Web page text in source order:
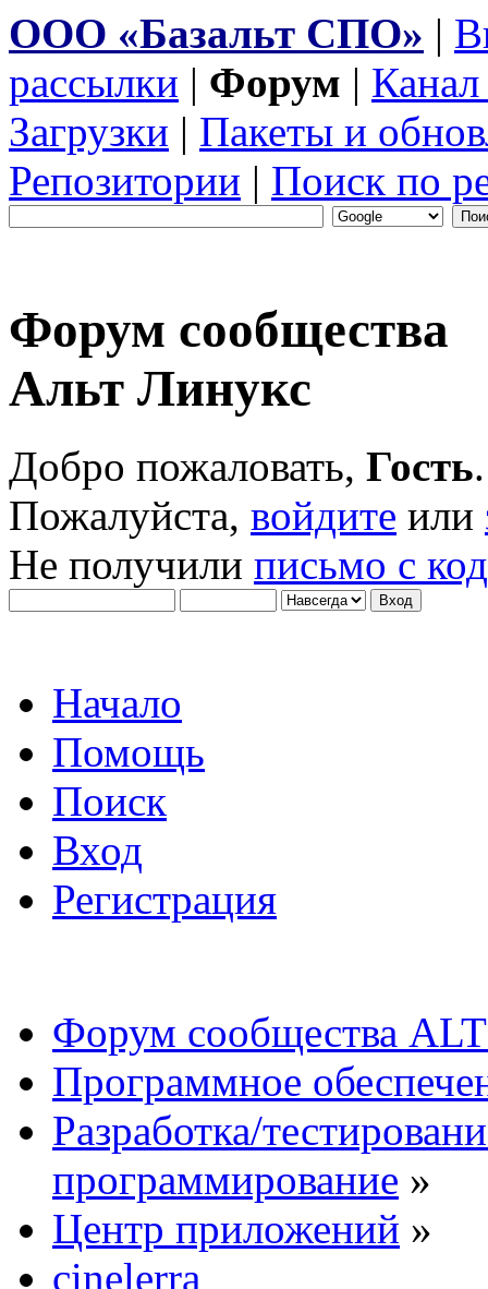
ООО «Базальт СПО» |
рассылки | Форум |
Загрузки | Пакеты и
Репозитории | Поиск по
Форум сообщества
Альт Линукс
Добро пожаловать, Гость.
Пожалуйста, войдите или
Не получили письмо с
Начало
Помощь
Поиск
Вход
Регистрация
Форум сообщества
Программное
Разработка/
программирование »
Центр приложений »
cinelerra